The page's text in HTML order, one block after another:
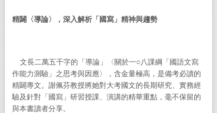
精闢〈導論〉， 深入解析 「國寫」精神與趨勢
文長二萬五千字的「導論」〈關於一○八課綱「國語文寫
作能力測驗」之思考與因應〉，含金量極高，是備考必讀的
精闢專文。謝佩芬教授將她對大考國文的長期研究、實務經
驗及針對「國寫」研習授課、演講的精華重點，毫不保留的
與本書讀者分享。